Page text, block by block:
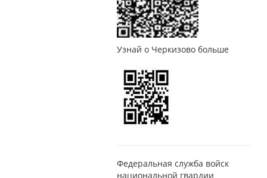
Узнай о Черкизово больше
Федеральная служба войск
национальной гвардии